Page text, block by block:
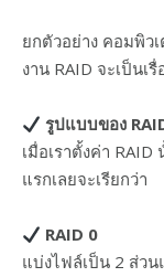
ยกตัวอย่าง คอมพิว
งาน RAID จะเป็นเ
รูปแบบของ
เมื่อเราตั้งค่า
แรกเลยจะเรียกว่า
RAID 0
แบ่งไฟล์เป็น 2 ส่ว